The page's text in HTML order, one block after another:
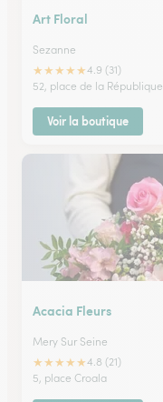
Art Floral
Sezanne
★★★★★4.9 (31)
52, place de la République
Voir la boutique
Acacia Fleurs
Mery Sur Seine
★★★★★4.8 (21)
5, place Croala